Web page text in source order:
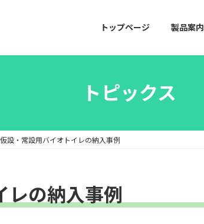
トップページ 製品案内
トピックス
仮設・常設用バイオトイレの納入事例
レの納入事例